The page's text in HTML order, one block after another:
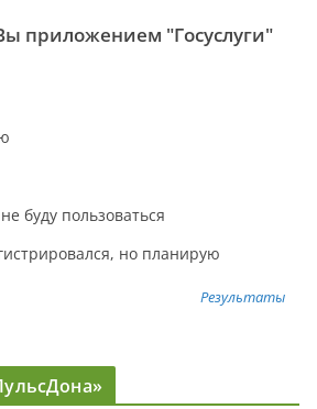
приложением "Госуслуги"
буду пользоваться
но планирую
Результаты